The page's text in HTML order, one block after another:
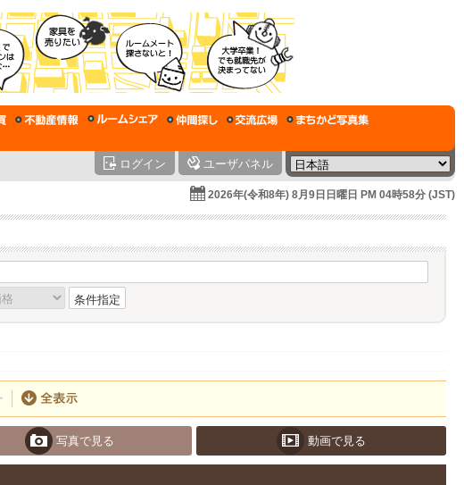
ログイン ユーザパネル
2026年(令和8年) 8月9日日曜日 PM 04時58分 (JST)
条件指定
写真で見る 動画で見る